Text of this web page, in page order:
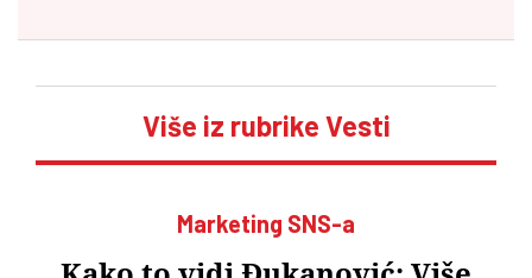
Više iz rubrike Vesti
Marketing SNS-a